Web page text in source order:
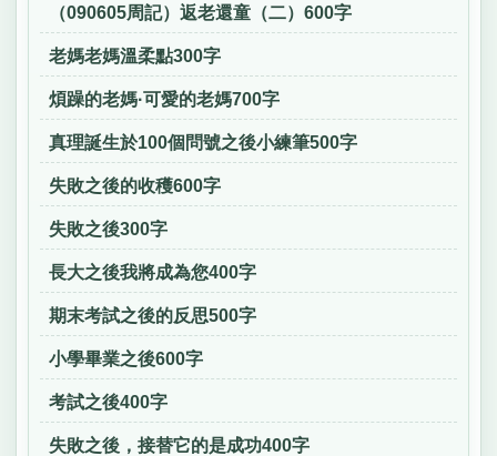
（090605周記）返老還童（二）600字
老媽老媽溫柔點300字
煩躁的老媽·可愛的老媽700字
真理誕生於100個問號之後小練筆500字
失敗之後的收穫600字
失敗之後300字
長大之後我將成為您400字
期末考試之後的反思500字
小學畢業之後600字
考試之後400字
失敗之後，接替它的是成功400字